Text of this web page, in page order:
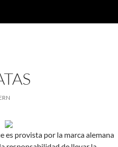
es provista por la marca alemana